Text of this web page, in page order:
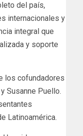
del país,
internacionales y
integral que
y soporte
los cofundadores
Susanne Puello.
Latinoamérica.